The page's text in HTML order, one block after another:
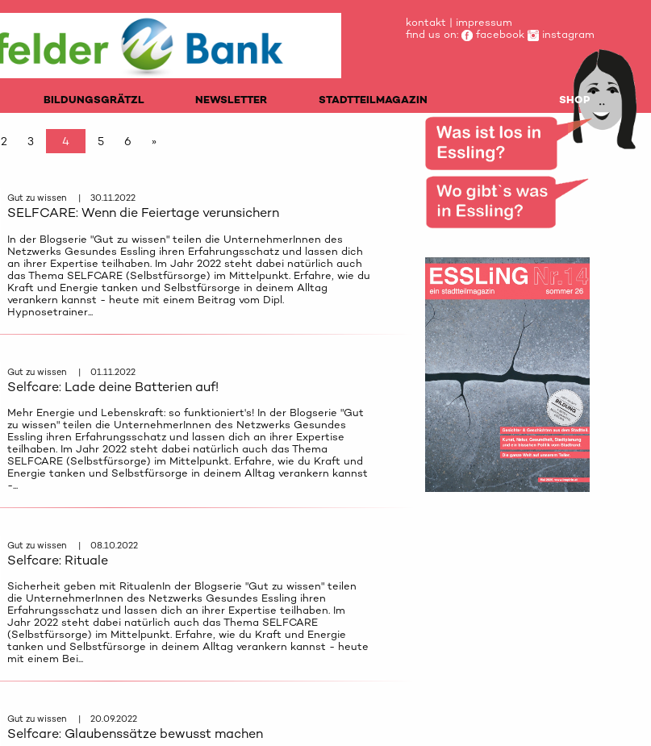
kontakt | impressum
find us on:
facebook instagram
BILDUNGSGRÄTZL NEWSLETTER STADTTEILMAGAZIN SHOP
2 3 4 5 6 »
Gut zu wissen | 30.11.2022
SELFCARE: Wenn die Feiertage verunsichern
In der Blogserie "Gut zu wissen" teilen die UnternehmerInnen des
Netzwerks Gesundes Essling ihren Erfahrungsschatz und lassen dich
an ihrer Expertise teilhaben. Im Jahr 2022 steht dabei natürlich auch
das Thema SELFCARE (Selbstfürsorge) im Mittelpunkt. Erfahre, wie du
Kraft und Energie tanken und Selbstfürsorge in deinem Alltag
verankern kannst - heute mit einem Beitrag vom Dipl.
Hypnosetrainer...
Gut zu wissen | 01.11.2022
Selfcare: Lade deine Batterien auf!
Mehr Energie und Lebenskraft: so funktioniert's! In der Blogserie "Gut
zu wissen" teilen die UnternehmerInnen des Netzwerks Gesundes
Essling ihren Erfahrungsschatz und lassen dich an ihrer Expertise
teilhaben. Im Jahr 2022 steht dabei natürlich auch das Thema
SELFCARE (Selbstfürsorge) im Mittelpunkt. Erfahre, wie du Kraft und
Energie tanken und Selbstfürsorge in deinem Alltag verankern kannst
-...
Gut zu wissen | 08.10.2022
Selfcare: Rituale
Sicherheit geben mit RitualenIn der Blogserie "Gut zu wissen" teilen
die UnternehmerInnen des Netzwerks Gesundes Essling ihren
Erfahrungsschatz und lassen dich an ihrer Expertise teilhaben. Im
Jahr 2022 steht dabei natürlich auch das Thema SELFCARE
(Selbstfürsorge) im Mittelpunkt. Erfahre, wie du Kraft und Energie
tanken und Selbstfürsorge in deinem Alltag verankern kannst - heute
mit einem Bei...
Gut zu wissen | 20.09.2022
Selfcare: Glaubenssätze bewusst machen